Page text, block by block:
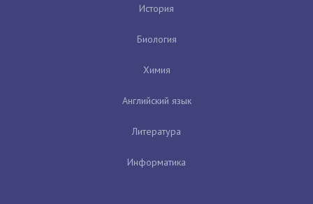
История
Биология
Химия
Английский язык
Литература
Информатика